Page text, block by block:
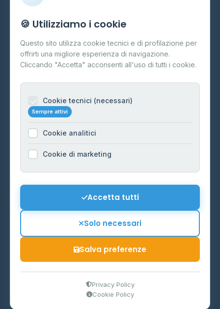
Info
Cos'è il GPL
FAQ
Contatti
Informazioni legali
Cookie Policy
Preferenze Cookie
Mappa del sito
P.IVA 03859300364
Ministero delle Imprese e del Made in Italy
🍪 Utilizziamo i cookie
Questo sito utilizza cookie tecnici e di profilazione per
offrirti una migliore esperienza di navigazione.
Cliccando "Accetta" acconsenti all'uso di tutti i cookie.
Cookie tecnici (necessari)
Sempre attivi
Cookie analitici
Cookie di marketing
Accetta tutti
Solo necessari
Salva preferenze
Privacy Policy
Cookie Policy